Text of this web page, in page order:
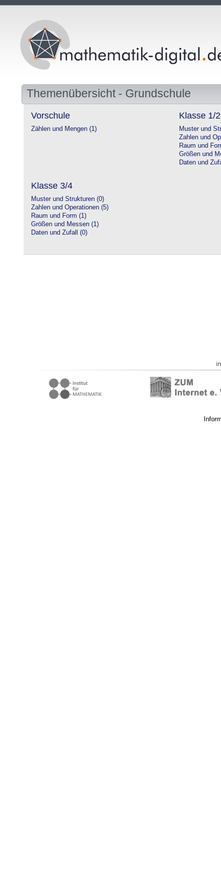
Themenübersicht - Grundschule
Vorschule
Zählen und Mengen (1)
Klasse 1/2
Muster und
Zahlen und
Raum und
Größen und
Daten und
Klasse 3/4
Muster und Strukturen (0)
Zahlen und Operationen (5)
Raum und Form (1)
Größen und Messen (1)
Daten und Zufall (0)